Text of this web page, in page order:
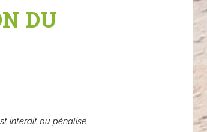
DU
interdit ou pénalisé